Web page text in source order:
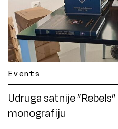
Events
Udruga satnije
monografiju